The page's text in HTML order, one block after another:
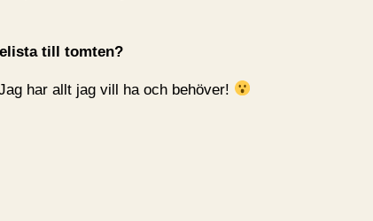
till tomten?
har allt jag vill ha och behöver!